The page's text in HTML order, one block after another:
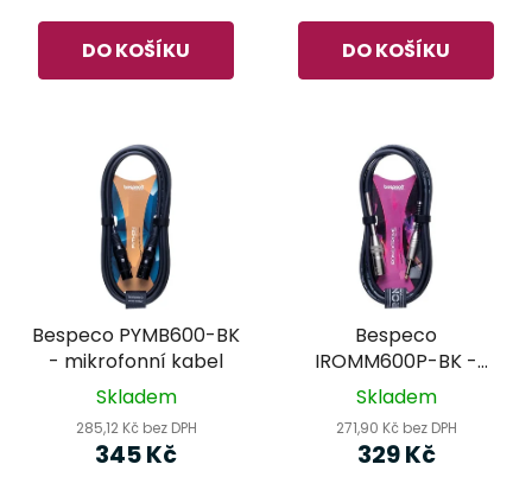
DO KOŠÍKU DO KOŠÍKU
Bespeco PYMB600-BK
- mikrofonní kabel
Skladem
285,12 Kč bez DPH
345 Kč
Bespeco
IROMM600P-BK -
mikrofonní kabel
Skladem
271,90 Kč bez DPH
329 Kč